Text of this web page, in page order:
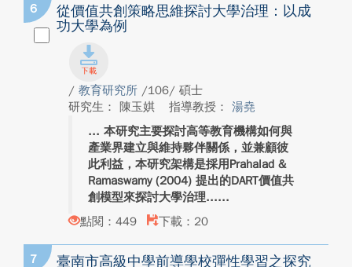
6
從價值共創策略思維探討大學治理：以成
功大學為例
/ 教育研究所 /106/ 碩士
研究生： 陳玉娸
指導教授： 湯堯
本研究主要探討高等教育機構如何與
產業界建立與維持夥伴關係，並兼顧彼
此利益，本研究架構是採用Prahalad &
Ramaswamy (2004) 提出的DART價值共
創模型來探討大學治理...
點閱：449
下載：20
7 臺南市高級中學前導學校彈性學習之探究